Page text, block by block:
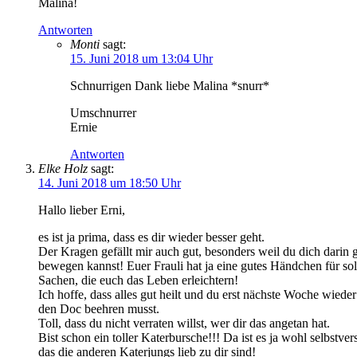
Malina!
Antworten
Monti sagt:
15. Juni 2018 um 13:04 Uhr
Schnurrigen Dank liebe Malina *snurr*
Umschnurrer
Ernie
Antworten
Elke Holz sagt:
14. Juni 2018 um 18:50 Uhr
Hallo lieber Erni,
es ist ja prima, dass es dir wieder besser geht.
Der Kragen gefällt mir auch gut, besonders weil du dich darin
bewegen kannst! Euer Frauli hat ja eine gutes Händchen für
Sachen, die euch das Leben erleichtern!
Ich hoffe, dass alles gut heilt und du erst nächste Woche wieder
den Doc beehren musst.
Toll, dass du nicht verraten willst, wer dir das angetan hat.
Bist schon ein toller Katerbursche!!! Da ist es ja wohl
das die anderen Katerjungs lieb zu dir sind!